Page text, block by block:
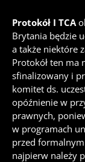
Protokół I TCA
Brytania będzie
a także niektóre
Protokół ten ma
sfinalizowany i
komitet ds.
opóźnienie w
prawnych,
w programach
przed
najpierw należy